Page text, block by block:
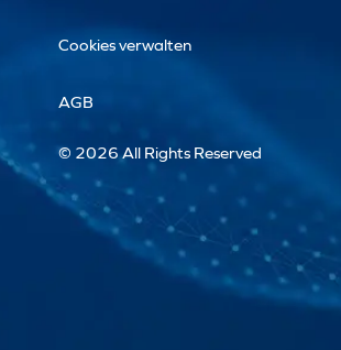
Cookies verwalten
AGB
© 2026 All Rights Reserved